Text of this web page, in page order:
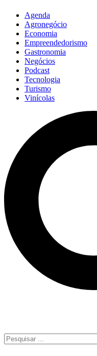
Agenda
Agronegócio
Economia
Empreendedorismo
Gastronomia
Negócios
Podcast
Tecnologia
Turismo
Vinícolas